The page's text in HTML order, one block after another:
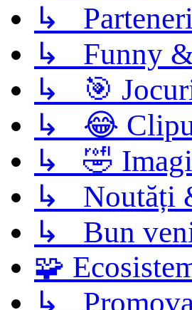
↳
↳ Funny &
↳ 🎯
↳ 😂
↳ 🤣
↳ Noutăți
↳ Bun
🧩
↳